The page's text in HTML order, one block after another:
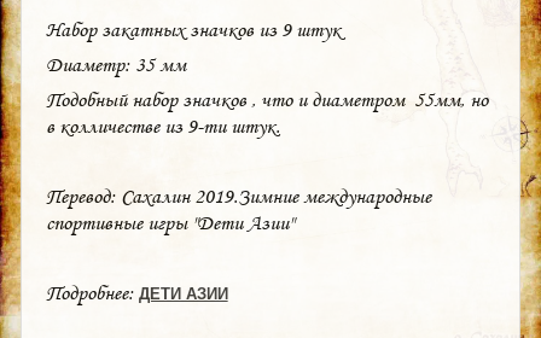
Набор закатных значков из 9 штук
Диаметр: 35 мм
Подобный набор значков , что и диаметром 55мм, но
в колличестве из 9-ти штук.
Перевод: Сахалин 2019.Зимние международные
спортивные игры "Дети Азии"
Подробнее: ДЕТИ АЗИИ